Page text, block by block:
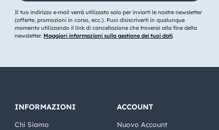
Il tuo indirizzo e-mail verrà utilizzato solo per inviarti le nostre newsletter
(offerte, promozioni in corso, ecc.). Puoi disiscriverti in qualunque
momento utilizzando il link di cancellazione che troverai alla fine della
newsletter. Maggiori informazioni sulla gestione dei tuoi dati.
INFORMAZIONI
Chi Siamo
ACCOUNT
Nuovo Account